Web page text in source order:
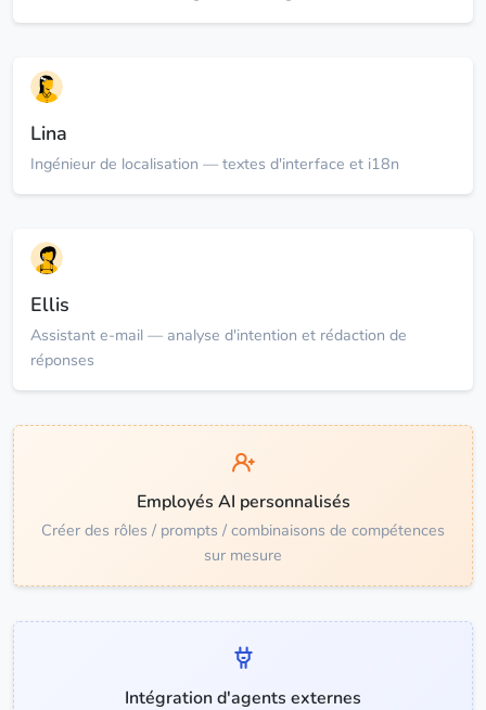
Lina
Ingénieur de localisation — textes d'interface et i18n
Ellis
Assistant e-mail — analyse d'intention et rédaction de
réponses
Employés AI personnalisés
Créer des rôles / prompts / combinaisons de compétences
sur mesure
Intégration d'agents externes